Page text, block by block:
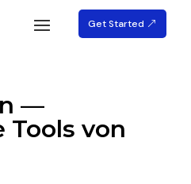
Get Started
—
Tools von